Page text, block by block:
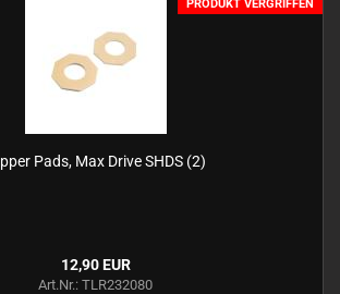
PRODUKT VERGRIFFEN
Pads, Max Drive SHDS (2)
12,90 EUR
Art.Nr.: TLR232080